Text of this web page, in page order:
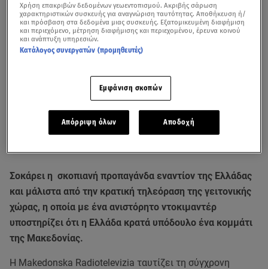
Σοκάρει η σκοπιανή προπαγάνδα εναντίον της Ελλάδας
και μάλιστα από την κρατική τηλεόραση της γειτονικής
χώρας, η οποία με ένα ανιστόρητο ντοκιμαντέρ
υποστηρίζει ότι η Ελλάδα κρατά υπόδουλο ένα κομμάτι
της Μακεδονίας.
H Makedonska Radiotelevizia ταυτίζει τη σύγχρονη
Χρήση επακριβών δεδομένων γεωεντοπισμού. Ακριβής σάρωση
χαρακτηριστικών συσκευής για αναγνώριση ταυτότητας. Αποθήκευση ή/
και πρόσβαση στα δεδομένα μιας συσκευής. Εξατομικευμένη διαφήμιση
και περιεχόμενο, μέτρηση διαφήμισης και περιεχομένου, έρευνα κοινού
και ανάπτυξη υπηρεσιών.
Κατάλογος συνεργατών (προμηθευτές)
Εμφάνιση σκοπών
Απόρριψη όλων Αποδοχή